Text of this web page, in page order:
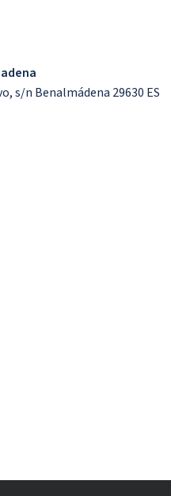
s/n Benalmádena 29630 ES